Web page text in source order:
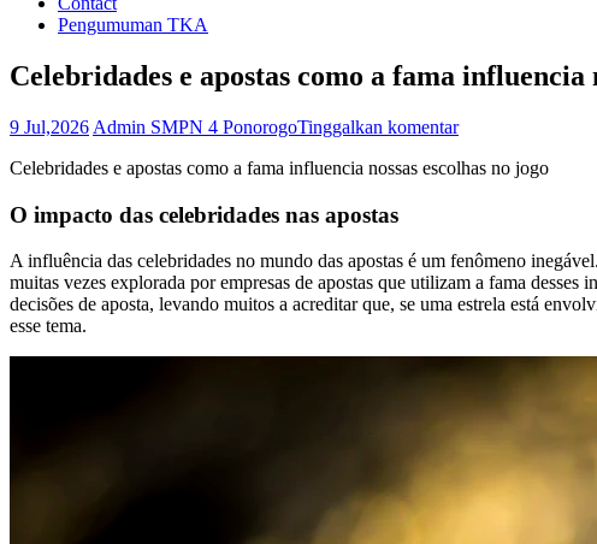
Pengumuman TKA
Celebridades e apostas como a fama influencia
9 Jul,2026 Admin SMPN 4 PonorogoTinggalkan komentar
Celebridades e apostas como a fama influencia nossas escolhas no jogo
O impacto das celebridades nas apostas
A influência das celebridades no mundo das apostas é um fenômeno
muitas vezes explorada por empresas de apostas que utilizam a fama
decisões de aposta, levando muitos a acreditar que, se uma estrela está
esse tema.